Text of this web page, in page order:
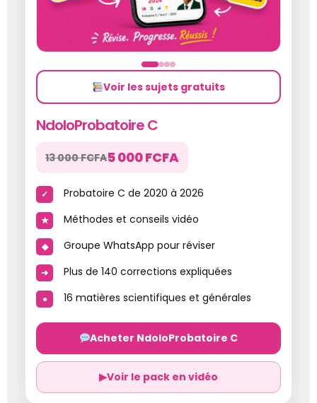
Voir les sujets gratuits
NdoloProbatoire C
13 000 FCFA5 000 FCFA
Probatoire C de 2020 à 2026
Méthodes et conseils vidéo
Groupe WhatsApp pour réviser
Plus de 140 corrections expliquées
16 matières scientifiques et générales
Acheter NdoloProbatoire C
▶Voir le pack en vidéo